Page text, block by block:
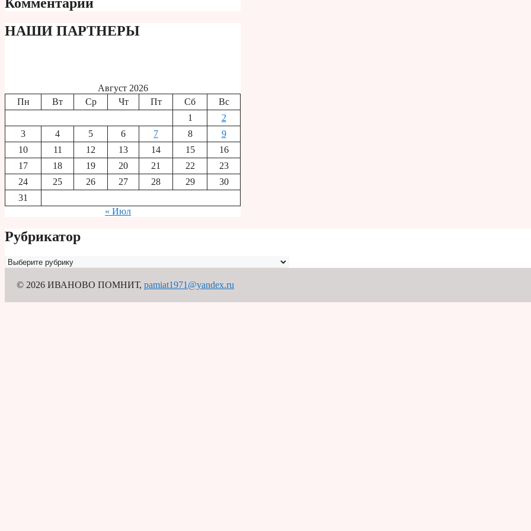
НАШИ ПАРТНЕРЫ
Август 2026
Пн
Вт Ср Чт Пт Сб
Вс
1
2
3
4 5 6 7 8
9
10
11 12 13 14 15
16
17
18 19 20 21 22
23
24
25 26 27 28 29
30
31
« Июл
Рубрикатор
Рубрикатор
© 2026 ИВАНОВО ПОМНИТ, pamiat1971@yandex.ru